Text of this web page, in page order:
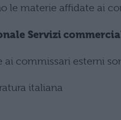
le materie affidate ai
Servizi
ai commissari esterni
italiana